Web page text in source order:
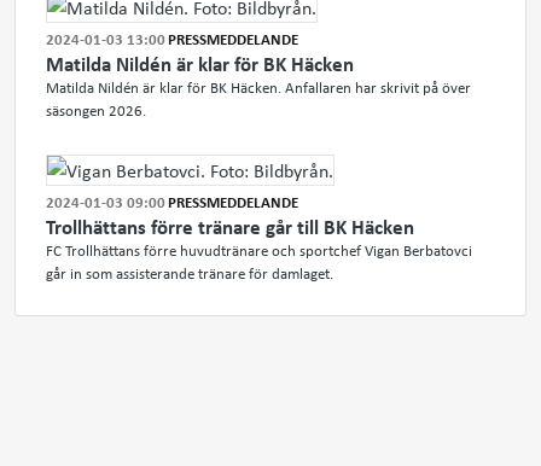
2024-01-03 13:00PRESSMEDDELANDE
Matilda Nildén är klar för BK Häcken
Matilda Nildén är klar för BK Häcken. Anfallaren har skrivit på över
säsongen 2026.
2024-01-03 09:00PRESSMEDDELANDE
Trollhättans förre tränare går till BK Häcken
FC Trollhättans förre huvudtränare och sportchef Vigan Berbatovci
går in som assisterande tränare för damlaget.